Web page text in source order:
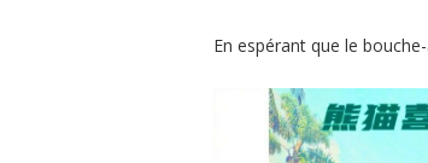
En espérant que le